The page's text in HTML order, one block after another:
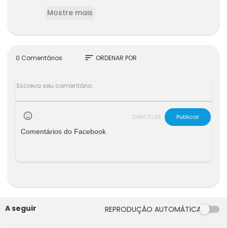
Mostre mais
0 Comentários sort ORDENAR POR
CANCELAR
Publicar
Comentários do Facebook
A seguir REPRODUÇÃO AUTOMÁTICA
46:14